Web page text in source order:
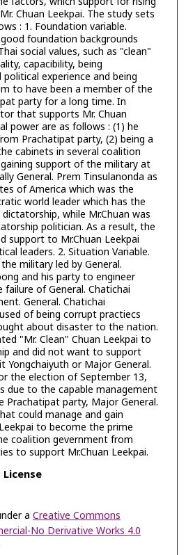
Chuan Leekpai. The study sets
: 1. Foundation variable.
good foundation backgrounds
social values, such as "clean"
capacibility, being
experience and being
to have been a member of the
party for a long time. In
that supports Mr. Chuan
power are as follows : (1) he
Prachatipat party, (2) being a
cabinets in several coalition
support of the military at
General. Prem Tinsulanonda as
of America which was the
world leader which has the
while Mr.Chuan was
politician. As a result, the
support to Mr.Chuan Leekpai
leaders. 2. Situation Variable.
military led by General.
and his party to engineer
of General. Chatichai
General. Chatichai
of being corrupt practiecs
about disaster to the nation.
"Mr. Clean" Chuan Leekpai to
and did not want to support
Yongchaiyuth or Major General.
the election of September 13,
due to the capable management
party, Major General.
could manage and gain
to become the prime
coalition gevernment from
to support Mr.Chuan Leekpai.
a Creative Commons
No Derivative Works 4.0